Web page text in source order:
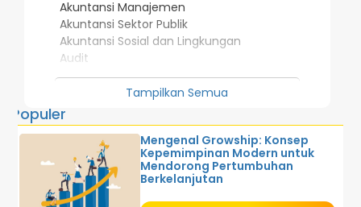
Akuntansi Manajemen
Akuntansi Sektor Publik
Akuntansi Sosial dan Lingkungan
Audit
Investasi dan Pasar Modal
Manajemen Strategis dan Kepemimpinan
Penelitian Dosen
Perpajakan
Sistem Informasi Akuntansi
Sistem Informasi Manajemen
Sistem Pengendalian Manajemen
Tentang Akuntansi
Tampilkan Semua
Populer
Mengenal Growship: Konsep
Kepemimpinan Modern untuk
Mendorong Pertumbuhan
Berkelanjutan